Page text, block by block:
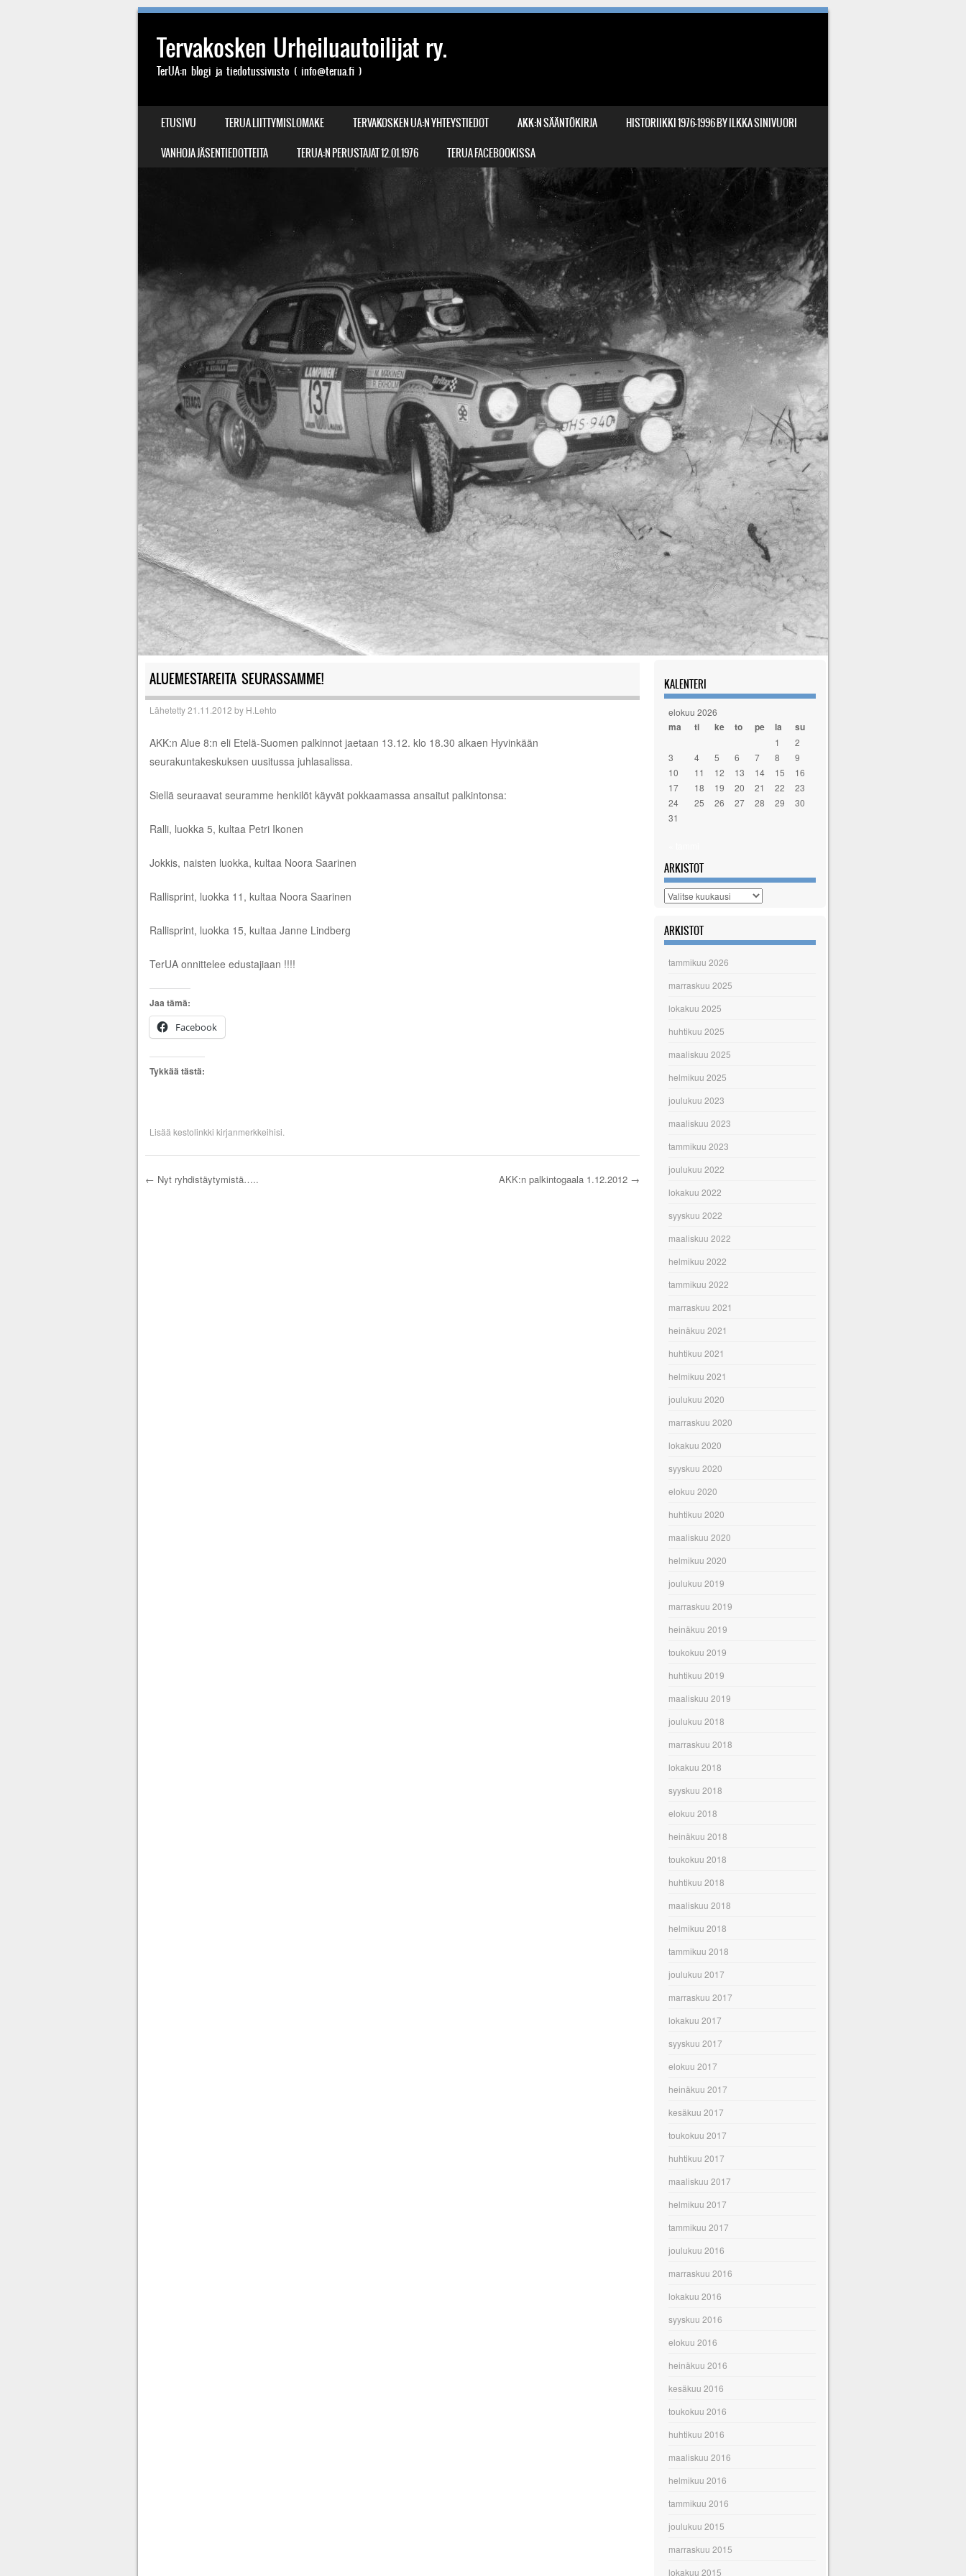
Tervakosken Urheiluautoilijat ry.
TerUA:n blogi ja tiedotussivusto ( info@terua.fi )
VALIKKO
SIIRRY SISÄLTÖÖN
ETUSIVU TERUA LIITTYMISLOMAKE TERVAKOSKEN UA:N YHTEYSTIEDOT AKK:N SÄÄNTÖKIRJA
HISTORIIKKI 1976-1996 BY ILKKA SINIVUORI
VANHOJA JÄSENTIEDOTTEITA
TERUA:N PERUSTAJAT 12.01.1976 TERUA FACEBOOKISSA
ALUEMESTAREITA SEURASSAMME!
Lähetetty21.11.2012 by H.Lehto
AKK:n Alue 8:n eli Etelä-Suomen palkinnot jaetaan 13.12. klo 18.30 alkaen Hyvinkään
seurakuntakeskuksen uusitussa juhlasalissa.
Siellä seuraavat seuramme henkilöt käyvät pokkaamassa ansaitut palkintonsa:
Ralli, luokka 5, kultaa Petri Ikonen
Jokkis, naisten luokka, kultaa Noora Saarinen
Rallisprint, luokka 11, kultaa Noora Saarinen
Rallisprint, luokka 15, kultaa Janne Lindberg
TerUA onnittelee edustajiaan !!!!
Jaa tämä:
Facebook
Tykkää tästä:
Lisää kestolinkki kirjanmerkkeihisi.
← Nyt ryhdistäytymistä….. AKK:n palkintogaala 1.12.2012 →
KALENTERI
elokuu 2026
ma ti ke to pe la su
1
2
3
4 5 6 7 8
9
10
11 12 13 14 15
16
17
18 19 20 21 22
23
24
25 26 27 28 29
30
31
ARKISTOT
Arkistot
ARKISTOT
tammikuu 2026
marraskuu 2025
lokakuu 2025
huhtikuu 2025
maaliskuu 2025
helmikuu 2025
joulukuu 2023
maaliskuu 2023
tammikuu 2023
joulukuu 2022
lokakuu 2022
syyskuu 2022
maaliskuu 2022
helmikuu 2022
tammikuu 2022
marraskuu 2021
heinäkuu 2021
huhtikuu 2021
helmikuu 2021
joulukuu 2020
marraskuu 2020
lokakuu 2020
syyskuu 2020
elokuu 2020
huhtikuu 2020
maaliskuu 2020
helmikuu 2020
joulukuu 2019
marraskuu 2019
heinäkuu 2019
toukokuu 2019
huhtikuu 2019
maaliskuu 2019
joulukuu 2018
marraskuu 2018
lokakuu 2018
syyskuu 2018
elokuu 2018
heinäkuu 2018
toukokuu 2018
huhtikuu 2018
maaliskuu 2018
helmikuu 2018
tammikuu 2018
joulukuu 2017
marraskuu 2017
lokakuu 2017
syyskuu 2017
elokuu 2017
heinäkuu 2017
kesäkuu 2017
toukokuu 2017
huhtikuu 2017
maaliskuu 2017
helmikuu 2017
tammikuu 2017
joulukuu 2016
marraskuu 2016
lokakuu 2016
syyskuu 2016
elokuu 2016
heinäkuu 2016
kesäkuu 2016
toukokuu 2016
huhtikuu 2016
maaliskuu 2016
helmikuu 2016
tammikuu 2016
joulukuu 2015
marraskuu 2015
lokakuu 2015